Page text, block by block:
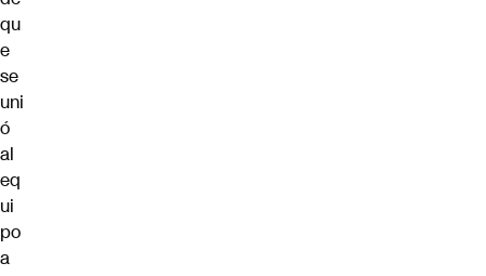
qu
e
se
uni
ó
al
eq
ui
po
a